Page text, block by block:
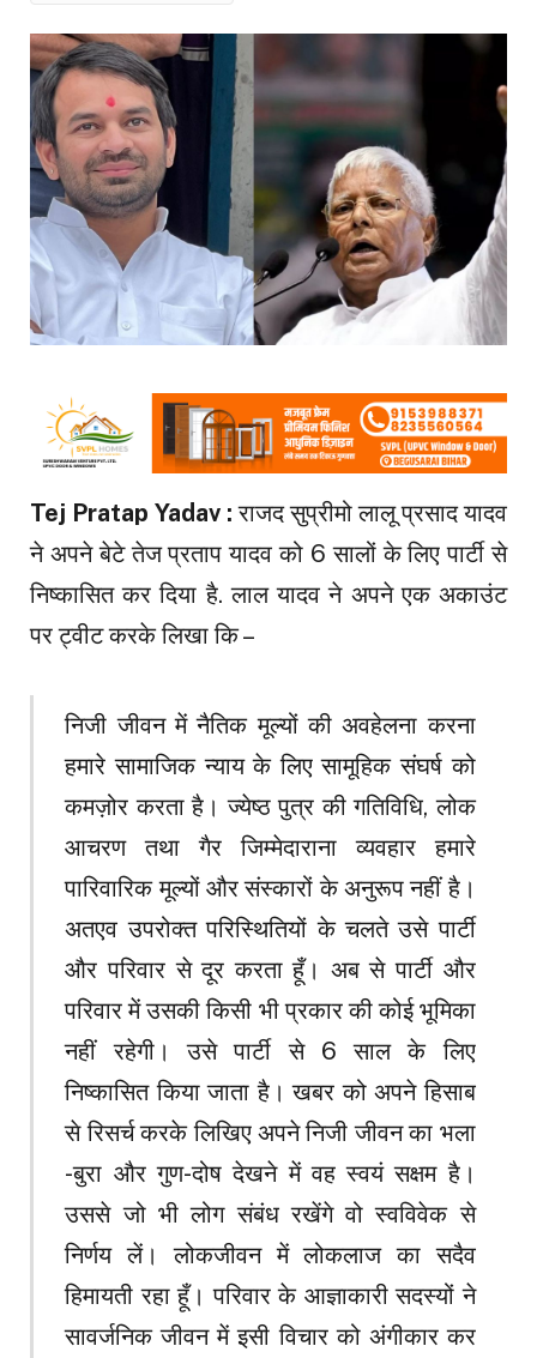
Tej Pratap Yadav : राजद सुप्रीमो लालू प्रसाद यादव
ने अपने बेटे तेज प्रताप यादव को 6 सालों के लिए पार्टी से
निष्कासित कर दिया है. लाल यादव ने अपने एक अकाउंट
पर ट्वीट करके लिखा कि –
निजी जीवन में नैतिक मूल्यों की अवहेलना करना
हमारे सामाजिक न्याय के लिए सामूहिक संघर्ष को
कमज़ोर करता है। ज्येष्ठ पुत्र की गतिविधि, लोक
आचरण तथा गैर जिम्मेदाराना व्यवहार हमारे
पारिवारिक मूल्यों और संस्कारों के अनुरूप नहीं है।
अतएव उपरोक्त परिस्थितियों के चलते उसे पार्टी
और परिवार से दूर करता हूँ। अब से पार्टी और
परिवार में उसकी किसी भी प्रकार की कोई भूमिका
नहीं रहेगी। उसे पार्टी से 6 साल के लिए
निष्कासित किया जाता है। खबर को अपने हिसाब
से रिसर्च करके लिखिए अपने निजी जीवन का भला
-बुरा और गुण-दोष देखने में वह स्वयं सक्षम है।
उससे जो भी लोग संबंध रखेंगे वो स्वविवेक से
निर्णय लें। लोकजीवन में लोकलाज का सदैव
हिमायती रहा हूँ। परिवार के आज्ञाकारी सदस्यों ने
सावर्जनिक जीवन में इसी विचार को अंगीकार कर